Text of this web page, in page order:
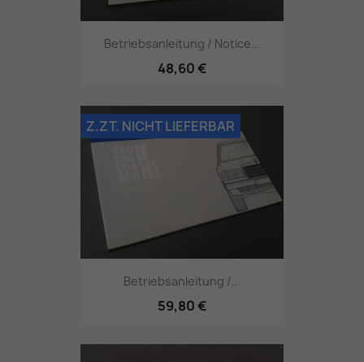
Betriebsanleitung / Notice...
48,60 €
Betriebsanleitung /...
59,80 €
Z.ZT. NICHT LIEFERBAR